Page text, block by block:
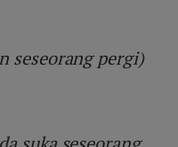
seseorang pergi)